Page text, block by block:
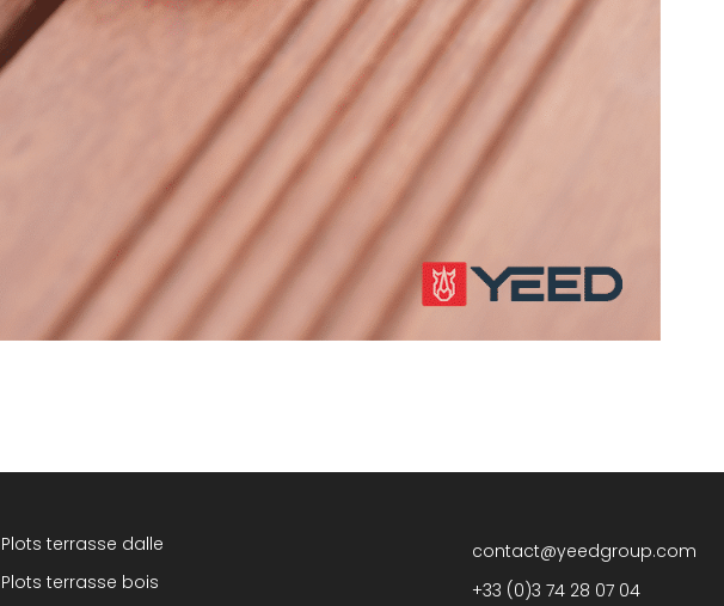
Plots terrasse dalle
Plots terrasse bois
contact@yeedgroup.com
+33 (0)3 74 28 07 04